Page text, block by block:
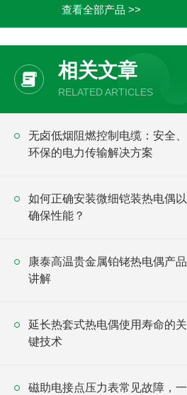
查看全部产品 >>
相关文章
RELATED ARTICLES
无卤低烟阻燃控制电缆：安全、
环保的电力传输解决方案
如何正确安装微细铠装热电偶以
确保性能？
康泰高温贵金属铂铑热电偶产品
讲解
延长热套式热电偶使用寿命的关
键技术
磁助电接点压力表常见故障，一